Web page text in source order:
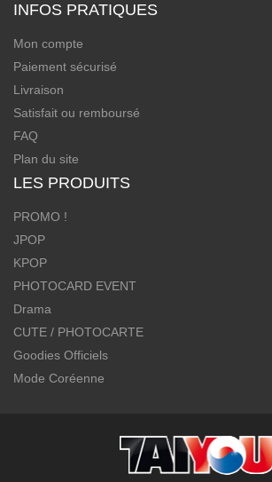
INFOS PRATIQUES
Mon compte
Paiement sécurisé
Livraison
Satisfait ou remboursé
FAQ
Plan du site
LES PRODUITS
PROMO !
JPOP
KPOP
PHOTOCARD EVENT
Drama
CUTE / PHOTOCARTE
Goodies Officiels
Mode Coréenne